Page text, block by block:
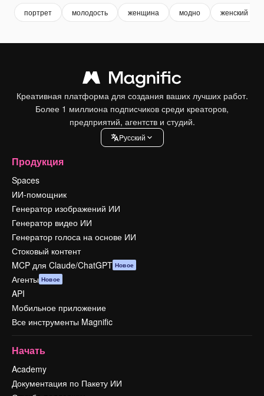
портрет молодость женщина модно женский
Креативная платформа для создания ваших лучших работ.
Более 1 миллиона подписчиков среди креаторов,
предприятий, агентств и студий.
Pусский
Продукция
Spaces
ИИ-помощник
Генератор изображений ИИ
Генератор видео ИИ
Генератор голоса на основе ИИ
Стоковый контент
MCP для Claude/ChatGPT Новое
Агенты Новое
API
Мобильное приложение
Все инструменты Magnific
Начать
Academy
Документация по Пакету ИИ